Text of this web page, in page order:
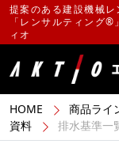
提案のある建設機械レ
「レンサルティング®
ィオ
HOME 商品ライ
資料
排水基準一